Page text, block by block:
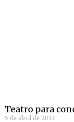
Teatro para
5 de abril de 2013